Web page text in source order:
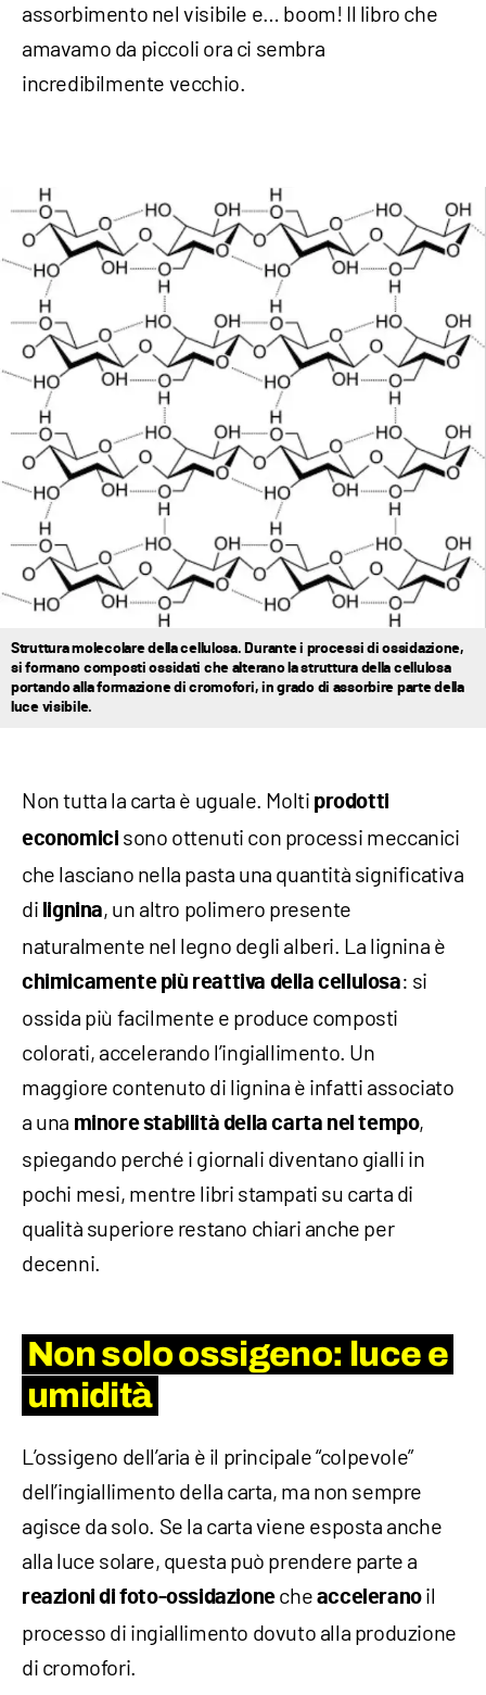
assorbimento nel visibile e… boom! Il libro che
amavamo da piccoli ora ci sembra
incredibilmente vecchio.
Struttura molecolare della cellulosa. Durante i processi di ossidazione,
si formano composti ossidati che alterano la struttura della cellulosa
portando alla formazione di cromofori, in grado di assorbire parte della
luce visibile.
Non tutta la carta è uguale. Molti prodotti
economici sono ottenuti con processi meccanici
che lasciano nella pasta una quantità significativa
di lignina, un altro polimero presente
naturalmente nel legno degli alberi. La lignina è
chimicamente più reattiva della cellulosa: si
ossida più facilmente e produce composti
colorati, accelerando l’ingiallimento. Un
maggiore contenuto di lignina è infatti associato
a una minore stabilità della carta nel tempo,
spiegando perché i giornali diventano gialli in
pochi mesi, mentre libri stampati su carta di
qualità superiore restano chiari anche per
decenni.
Non solo ossigeno: luce e
umidità
L’ossigeno dell’aria è il principale “colpevole”
dell’ingiallimento della carta, ma non sempre
agisce da solo. Se la carta viene esposta anche
alla luce solare, questa può prendere parte a
reazioni di foto-ossidazioneche acceleranoil
processo di ingiallimento dovuto alla produzione
di cromofori.